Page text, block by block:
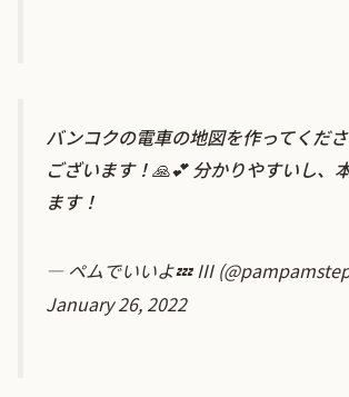
バンコクの電車の地図を作ってくだ
ございます！🙏💕 分かりやすいし、
ます！
— ペムでいいよ💤 III
January 26, 2022